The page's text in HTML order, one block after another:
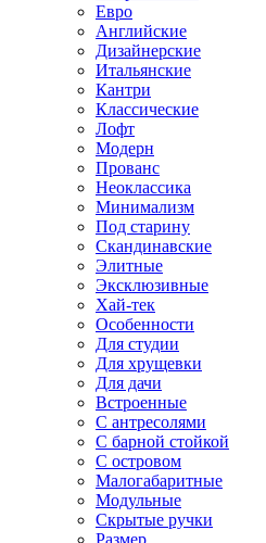
Евро
Английские
Дизайнерские
Итальянские
Кантри
Классические
Лофт
Модерн
Прованс
Неоклассика
Минимализм
Под старину
Скандинавские
Элитные
Эксклюзивные
Хай-тек
Особенности
Для студии
Для хрущевки
Для дачи
Встроенные
С антресолями
С барной стойкой
С островом
Малогабаритные
Модульные
Скрытые ручки
Размер